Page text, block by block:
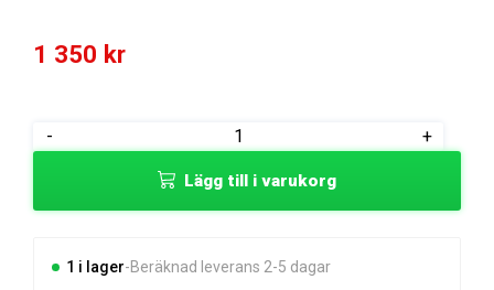
1 350 kr
-
SKYDD
+
Lägg till i varukorg
1 i lager Beräknad leverans 2-5 dagar